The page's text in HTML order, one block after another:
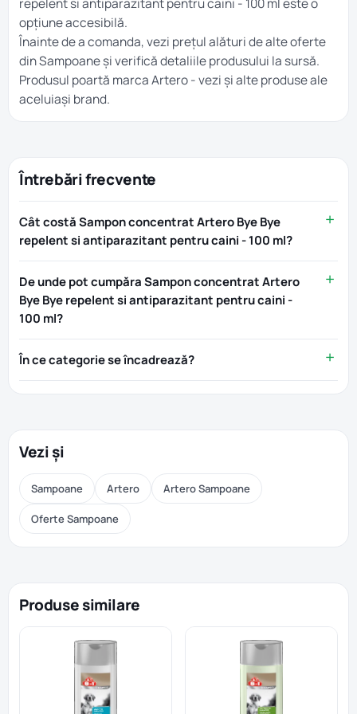
opțiune accesibilă.
Înainte de a comanda, vezi prețul alături de alte oferte
dinSampoaneși verifică detaliile produsului la sursă.
Produsul poartă marcaArtero- vezi și alte produse ale
aceluiași brand.
Întrebări frecvente
Cât costă Sampon concentrat Artero Bye Bye
repelent si antiparazitant pentru caini - 100 ml?
De unde pot cumpăra Sampon concentrat Artero
Bye Bye repelent si antiparazitant pentru caini -
100 ml?
În ce categorie se încadrează?
Vezi și
Sampoane Artero Artero Sampoane
Oferte Sampoane
Produse similare